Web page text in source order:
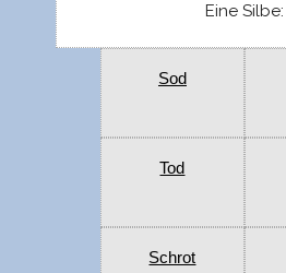
Eine Silbe:
Sod
Tod
Schrot